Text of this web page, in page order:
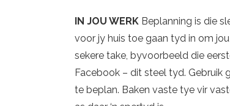
IN JOU WERK Beplanning is die
voor jy huis toe gaan tyd in om
sekere take, byvoorbeeld die
Facebook – dit steel tyd. Gebruik
te beplan. Baken vaste tye vir